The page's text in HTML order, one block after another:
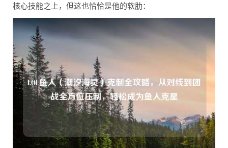
核心技能之上，但这也恰恰是他的软肋：